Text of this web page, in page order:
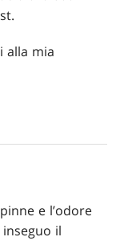
alla mia
e l’odore
il